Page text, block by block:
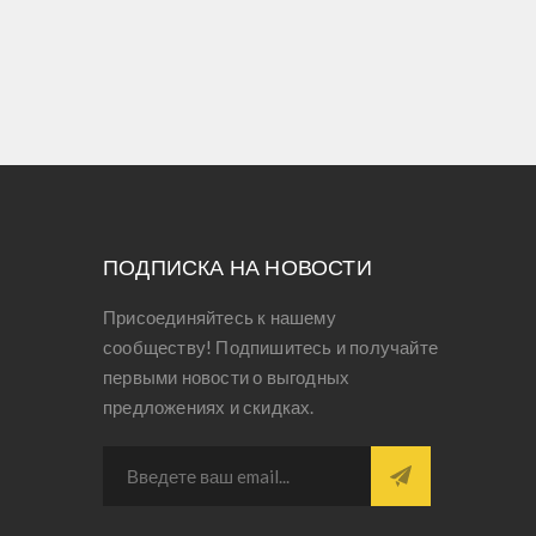
ПОДПИСКА НА НОВОСТИ
Присоединяйтесь к нашему
сообществу! Подпишитесь и получайте
первыми новости о выгодных
предложениях и скидках.